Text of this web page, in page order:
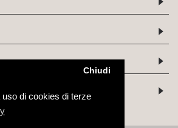
di cookies di terze
Chiudi